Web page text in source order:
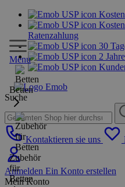
Ratenzahlung
30
2
Suche
Kontaktieren sie uns
Anmelden Ein Konto erstellen
Mein Konto
Menu
Betten
Zubehör
für
Betten